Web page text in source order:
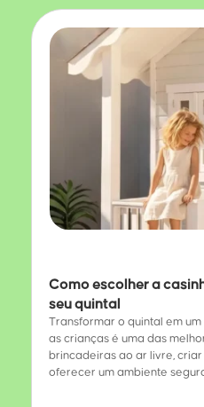
Como escolher a
seu quintal
Transformar o quintal em
as crianças é uma das
brincadeiras ao ar livre,
oferecer um ambiente